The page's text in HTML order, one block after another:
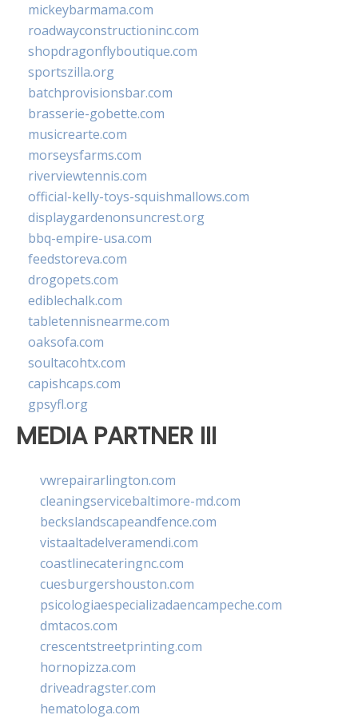
mickeybarmama.com
roadwayconstructioninc.com
shopdragonflyboutique.com
sportszilla.org
batchprovisionsbar.com
brasserie-gobette.com
musicrearte.com
morseysfarms.com
riverviewtennis.com
official-kelly-toys-squishmallows.com
displaygardenonsuncrest.org
bbq-empire-usa.com
feedstoreva.com
drogopets.com
ediblechalk.com
tabletennisnearme.com
oaksofa.com
soultacohtx.com
capishcaps.com
gpsyfl.org
MEDIA PARTNER III
vwrepairarlington.com
cleaningservicebaltimore-md.com
beckslandscapeandfence.com
vistaaltadelveramendi.com
coastlinecateringnc.com
cuesburgershouston.com
psicologiaespecializadaencampeche.com
dmtacos.com
crescentstreetprinting.com
hornopizza.com
driveadragster.com
hematologa.com